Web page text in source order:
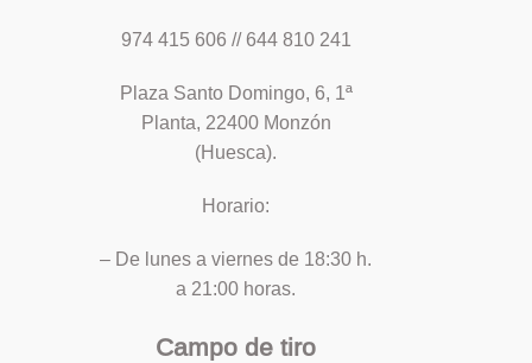
974 415 606 // 644 810 241
Plaza Santo Domingo, 6, 1ª
Planta, 22400 Monzón
(Huesca).
Horario:
– De lunes a viernes de 18:30 h.
a 21:00 horas.
Campo de tiro